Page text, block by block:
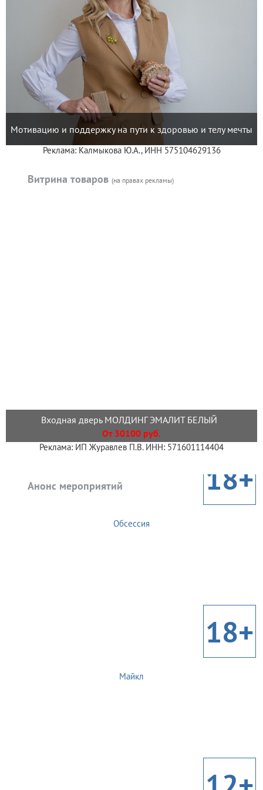
Мотивацию и поддержку на пути к здоровью и телу мечты
Реклама: Калмыкова Ю.А., ИНН 575104629136
Витрина товаров (на правах рекламы)
Входная дверь МОЛДИНГ ЭМАЛИТ БЕЛЫЙ
От 30100 руб.
Реклама: ИП Журавлев П.В. ИНН: 571601114404
Анонс мероприятий 18+
Обсессия
18+
Майкл